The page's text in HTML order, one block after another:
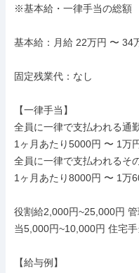
※基本給・一律手当の総額
基本給：月給 22万円 〜 34
固定残業代：なし
【一律手当】
全員に一律で支払われる通
1ヶ月あたり5000円 〜 1万
全員に一律で支払われるそ
1ヶ月あたり8000円 〜 1万
役割給2,000円~25,000円
当5,000円~10,000円 住宅
【給与例】